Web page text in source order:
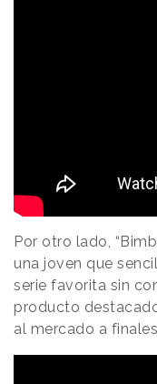
Por otro lado,
una joven que
serie favorita sin
producto
al mercado a